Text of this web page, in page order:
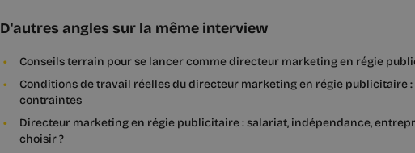
D'autres angles sur la même interview
Conseils terrain pour se lancer comme directeur marketing en régie
Conditions de travail réelles du directeur marketing en régie publicitaire :
contraintes
Directeur marketing en régie publicitaire : salariat, indépendance,
choisir ?